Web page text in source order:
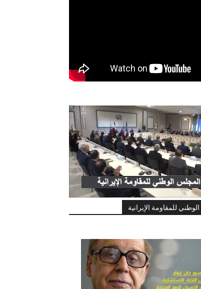
للمقاومة الإيرانية